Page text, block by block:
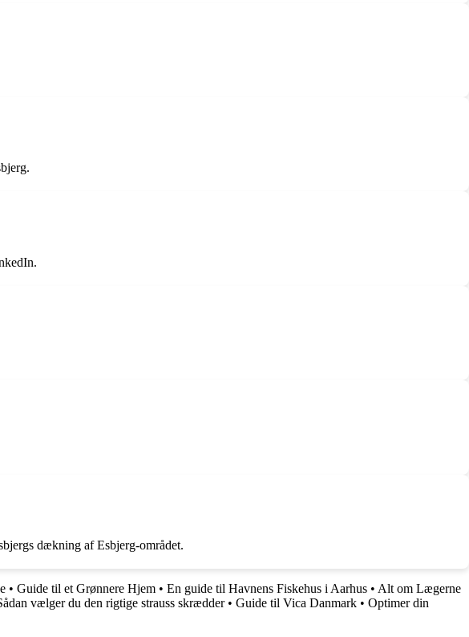
dækning af Esbjerg-området.
• Guide til et Grønnere Hjem • En guide til Havnens Fiskehus i Aarhus • Alt om Lægerne
vælger du den rigtige strauss skrædder• Guide til Vica Danmark • Optimer din